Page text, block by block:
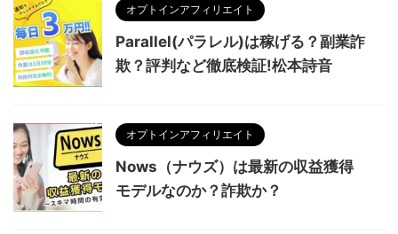
オプトインアフィリエイト
Parallel(パラレル)は稼げる？副業詐
欺？評判など徹底検証!松本詩音
オプトインアフィリエイト
Nows（ナウズ）は最新の収益獲得
モデルなのか？詐欺か？